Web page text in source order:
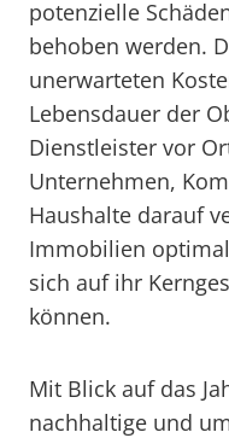
potenzielle
behoben werden.
unerwarteten
Lebensdauer der
Dienstleister vor
Unternehmen,
Haushalte darauf
Immobilien
sich auf ihr
können.
Mit Blick auf das
nachhaltige und